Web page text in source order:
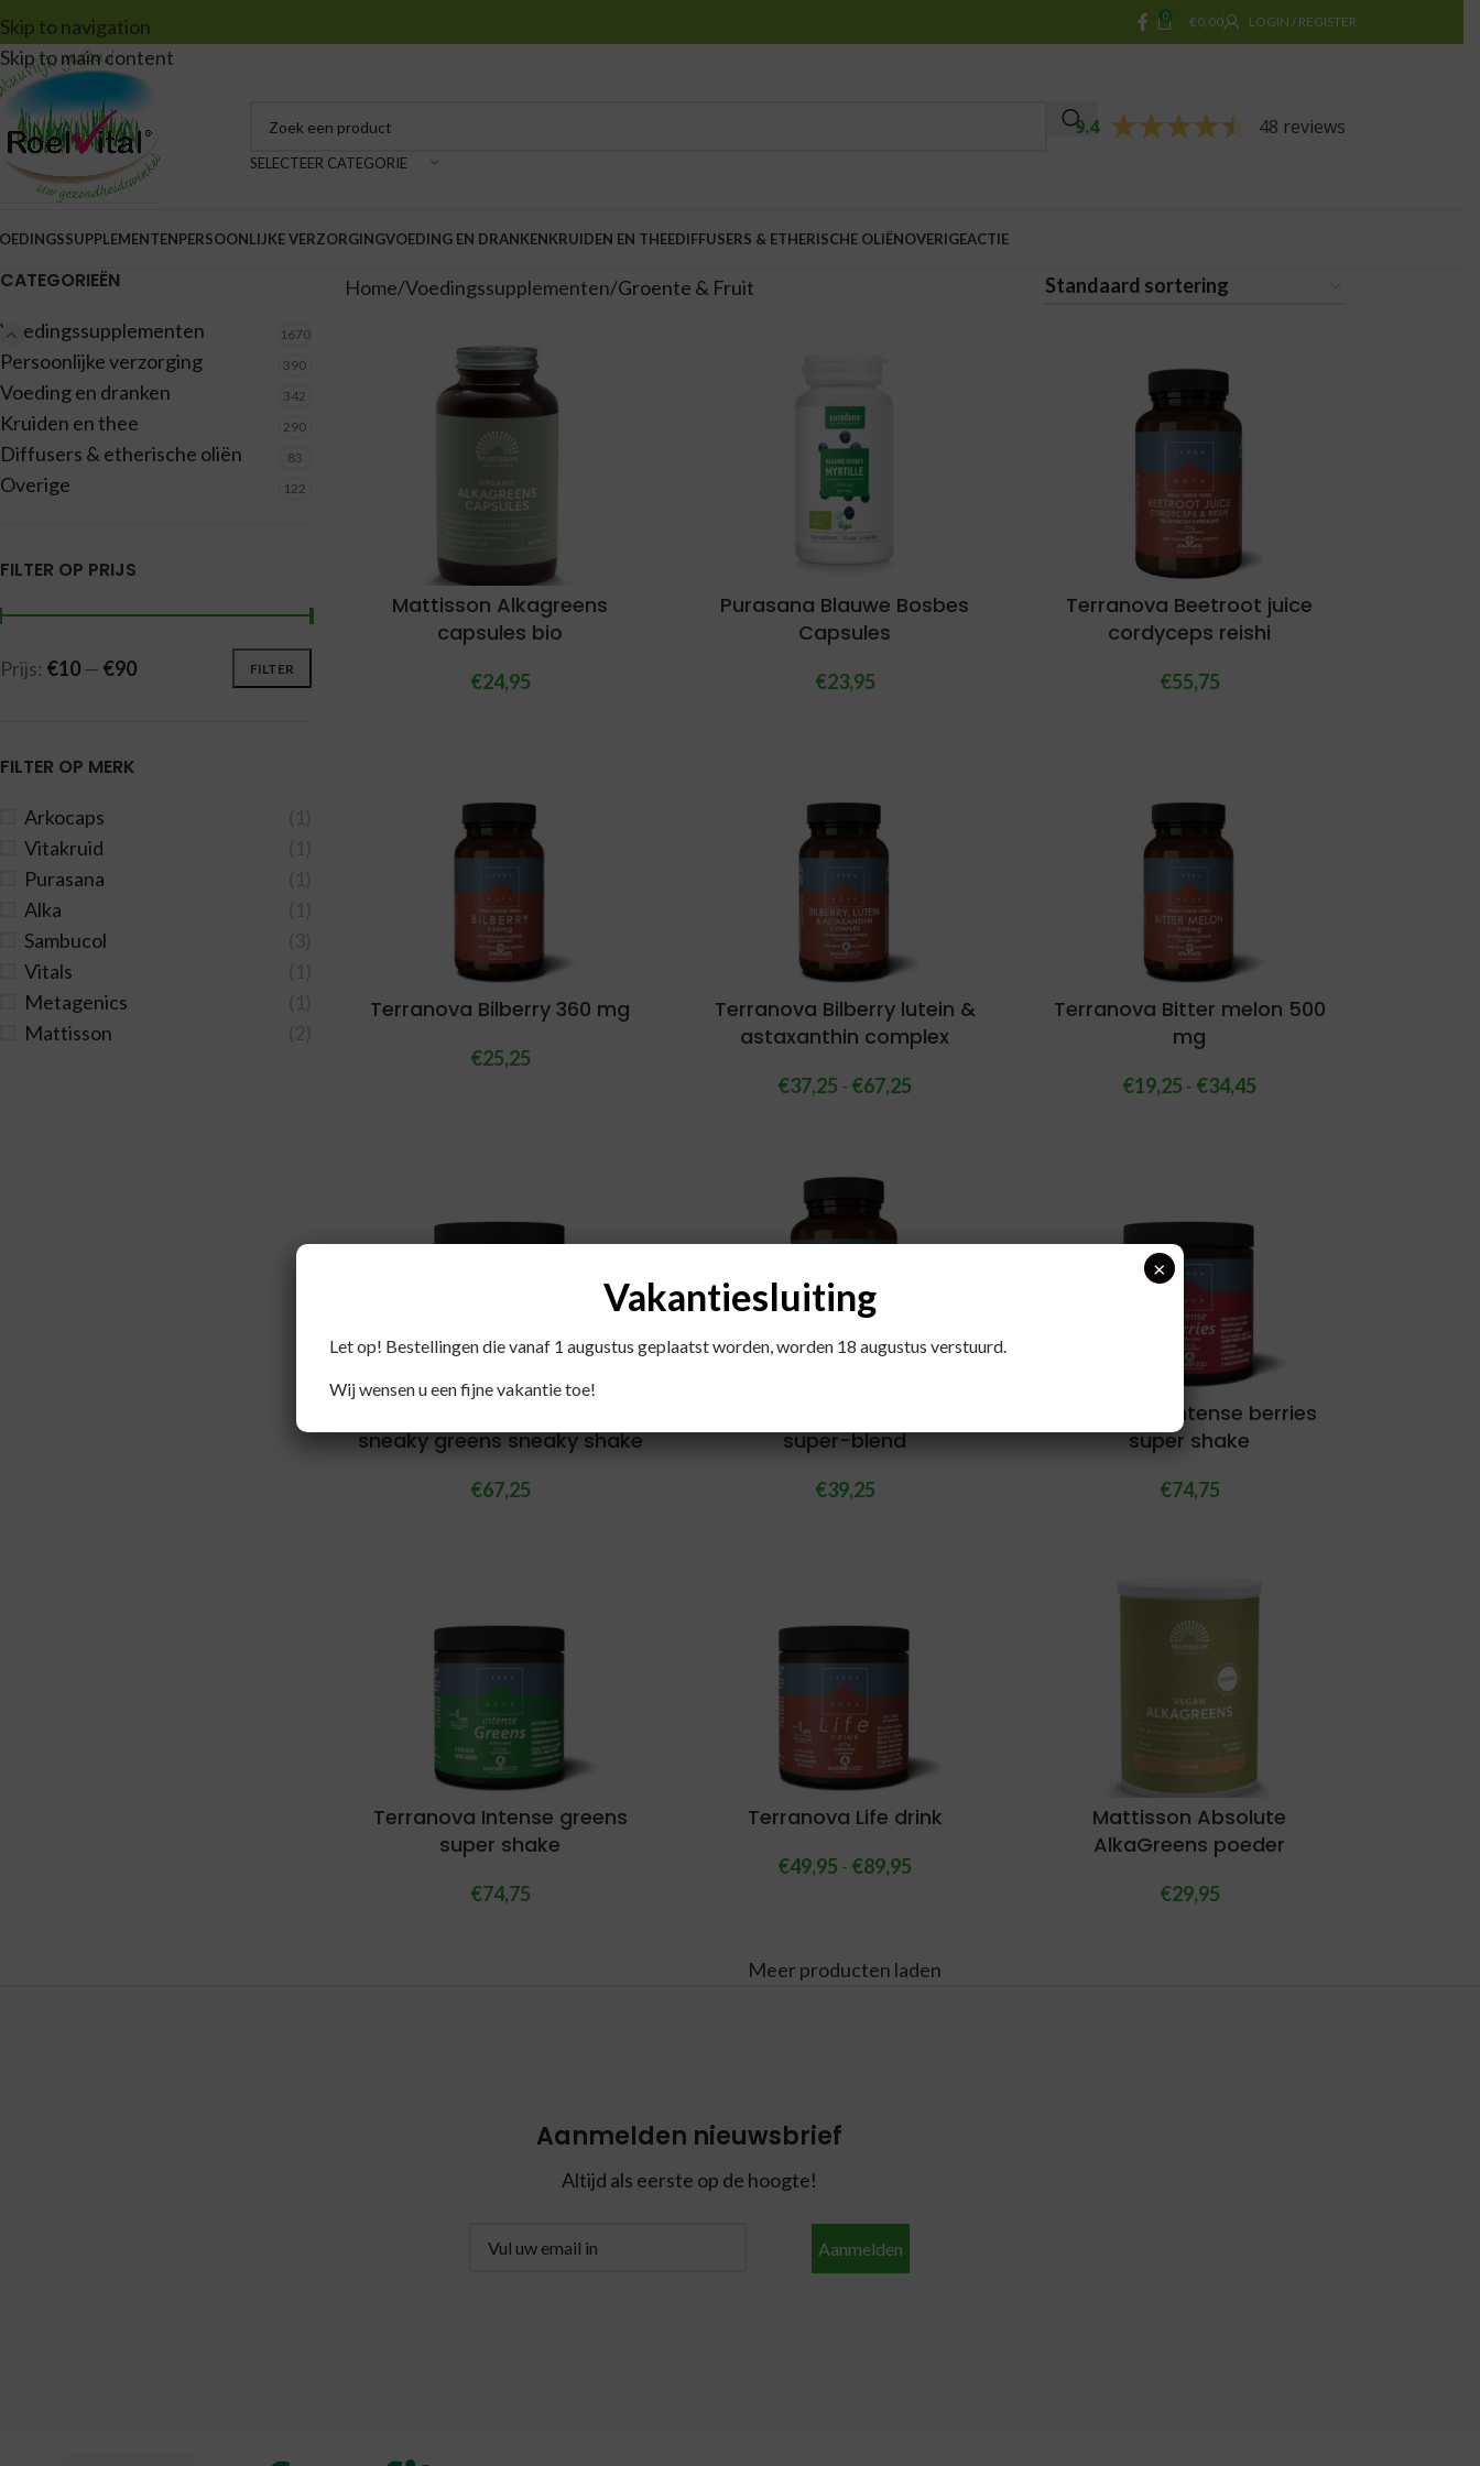
Skip to navigation
Skip to main content
0 €0,00 LOGIN / REGISTER
SELECTEER CATEGORIE
9.4 48 reviews
PERSOONLIJKE VERZORGINGVOEDING EN DRANKENKRUIDEN EN THEEDIFFUSERS & ETHERISCHE OLIËNOVERIGEACTIE
CATEGORIEËN
Voedingssupplementen 1670
Persoonlijke verzorging 390
Voeding en dranken 342
Kruiden en thee 290
Diffusers & etherische oliën 83
Overige 122
FILTER OP PRIJS
FILTER
Prijs: €10— €90
FILTER OP MERK
Arkocaps
Vitakruid
Purasana
Alka
Sambucol
Vitals
Metagenics
Mattisson
Home Voedingssupplementen Groente & Fruit
Mattisson Alkagreens
capsules bio
€24,95
Purasana Blauwe Bosbes
Capsules
€23,95
Terranova Beetroot juice
cordyceps reishi
€55,75
Terranova Bilberry 360 mg
€25,25
Terranova Bilberry lutein &
astaxanthin complex
€37,25 - €67,25
Terranova Bitter melon 500
mg
€19,25 - €34,45
sneaky greens sneaky shake
€67,25
super-blend
€39,25
Terranova Intense berries
super shake
€74,75
Terranova Intense greens
super shake
€74,75
Terranova Life drink
€49,95 - €89,95
Mattisson Absolute
AlkaGreens poeder
€29,95
Meer producten laden
Aanmelden nieuwsbrief
Altijd als eerste op de hoogte!
Aanmelden
Vakantiesluiting
Let op! Bestellingen die vanaf 1 augustus geplaatst worden, worden 18 augustus verstuurd.
Wij wensen u een fijne vakantie toe!
×